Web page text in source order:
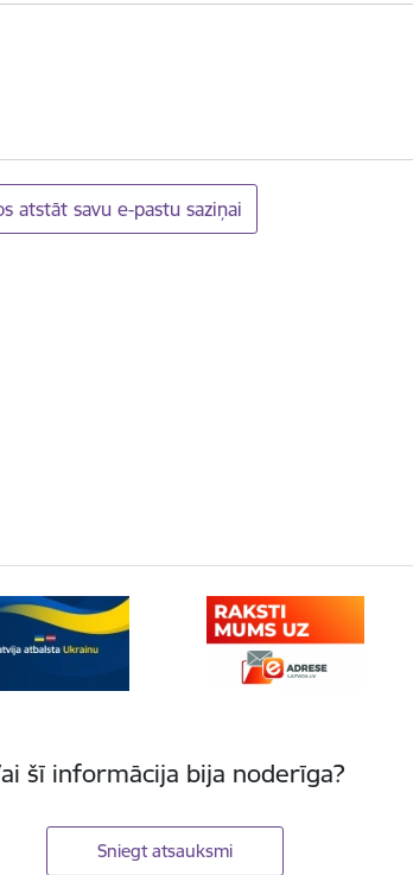
atstāt savu e-pastu saziņai
šī informācija bija noderīga?
Sniegt atsauksmi